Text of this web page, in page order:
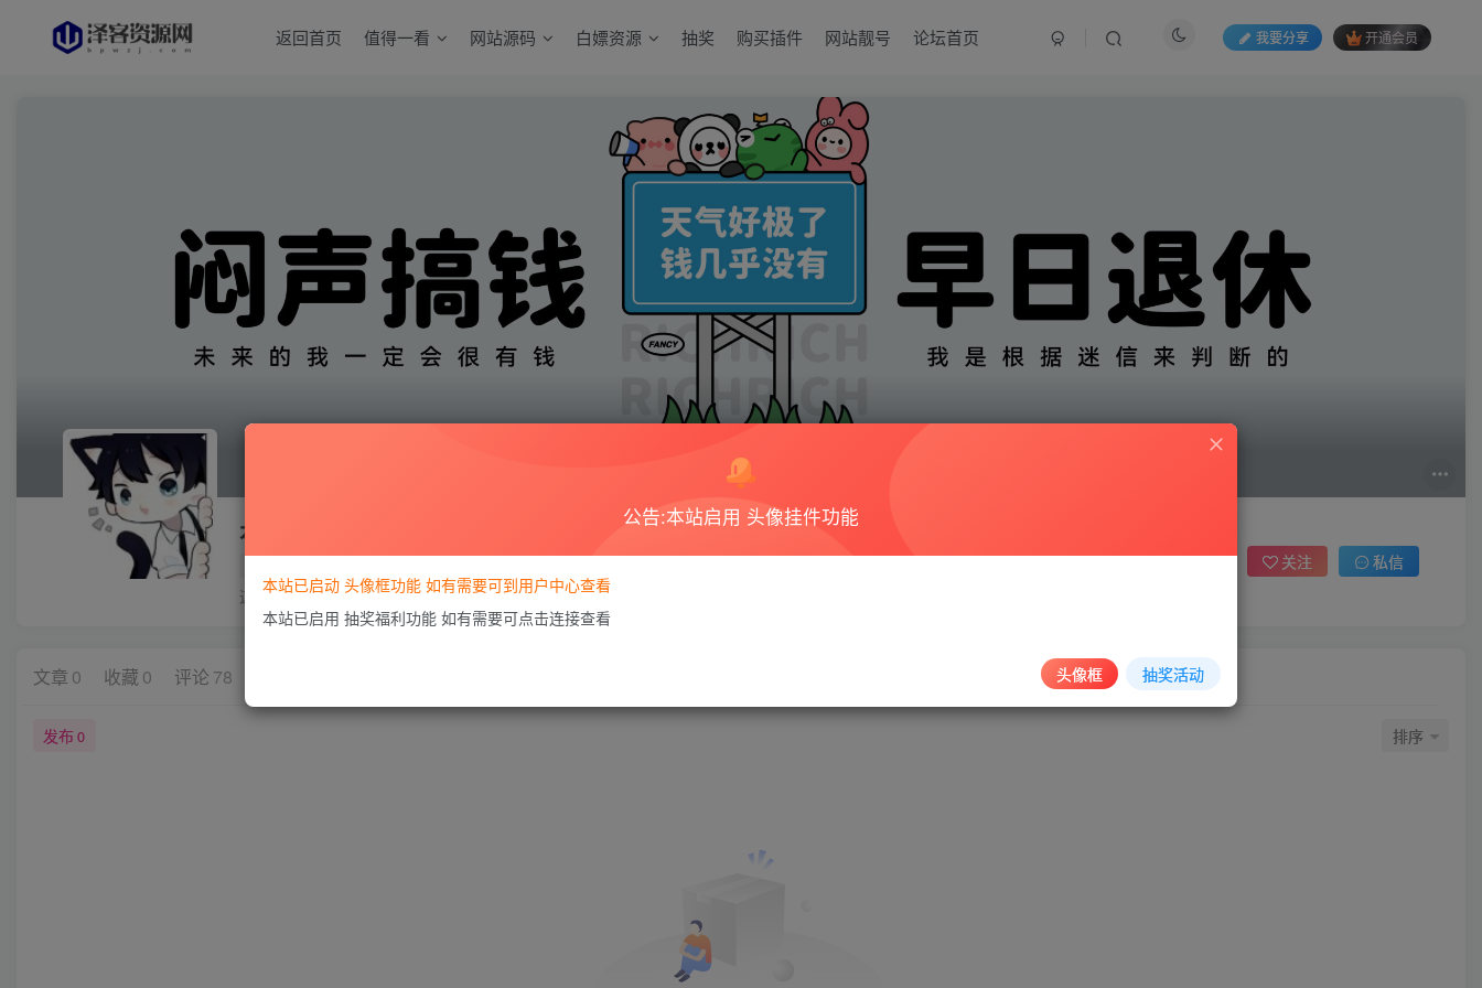
返回首页 值得一看 网站源码 白嫖资源 抽奖 购买插件 网站靓号 论坛首页 我要分享 开通会员
本站第一帅
这家伙很懒，什么都没有写...
关注 私信
文章 0 收藏 0 评论 78
发布0 排序
公告:本站启用 头像挂件功能
本站已启动 头像框功能 如有需要可到用户中心查看
本站已启用 抽奖福利功能 如有需要可点击连接查看
头像框 抽奖活动